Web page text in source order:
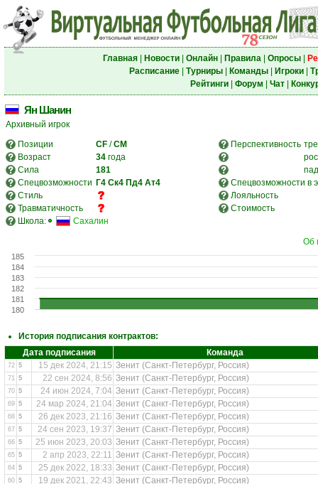
Главная| Новости| Онлайн| Правила| Опросы|
Расписание| Турниры| Команды| Игроки|
Рейтинги| Форум Чат|
Ян Шанин
Архивный игрок
Позиции
CF /CM Перспективность
Возраст
34 года
Сила
181
Спецвозможности Г4 Ск4 Пд4 Ат4
Спецвозможности в
Стиль
Лояльность
Травматичность
Стоимость
Школа:
Сахалин
Об
180
181
182
183
184
185
История подписания контрактов:
Дата подписания
Команда
72 5 15 дек 2024, 21:15 Зенит (Санкт-Петербург, Россия)
71 5 22 сен 2024, 8:56 Зенит (Санкт-Петербург, Россия)
70 5 24 июн 2024, 7:04 Зенит (Санкт-Петербург, Россия)
69 5 24 мар 2024, 21:04 Зенит (Санкт-Петербург, Россия)
68 5 26 дек 2023, 21:16 Зенит (Санкт-Петербург, Россия)
67 5 24 сен 2023, 19:37 Зенит (Санкт-Петербург, Россия)
66 5 25 июн 2023, 20:03 Зенит (Санкт-Петербург, Россия)
65 5 2 апр 2023, 22:11 Зенит (Санкт-Петербург, Россия)
64 5 25 дек 2022, 18:33 Зенит (Санкт-Петербург, Россия)
60 5 19 дек 2021, 22:43 Зенит (Санкт-Петербург, Россия)